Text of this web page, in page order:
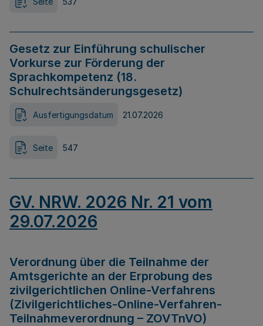
Gesetz zur Einführung schulischer
Vorkurse zur Förderung der
Sprachkompetenz (18.
Schulrechtsänderungsgesetz)
Ausfertigungsdatum 21.07.2026
Seite 547
GV. NRW. 2026 Nr. 21 vom
29.07.2026
Verordnung über die Teilnahme der
Amtsgerichte an der Erprobung des
zivilgerichtlichen Online-Verfahrens
(Zivilgerichtliches-Online-Verfahren-
Teilnahmeverordnung – ZOVTnVO)